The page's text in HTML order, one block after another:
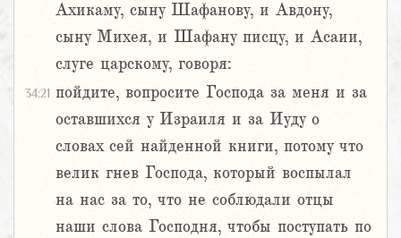
Ахикаму, сыну Шафанову, и Авдону,
сыну Михея, и Шафану писцу, и Асаии,
слуге царскому, говоря:
34:21 пойдите, вопросите Господа за меня и за
оставшихся у Израиля и за Иуду о
словах сей найденной книги, потому что
велик гнев Господа, который воспылал
на нас за то, что не соблюдали отцы
наши слова Господня, чтобы поступать по